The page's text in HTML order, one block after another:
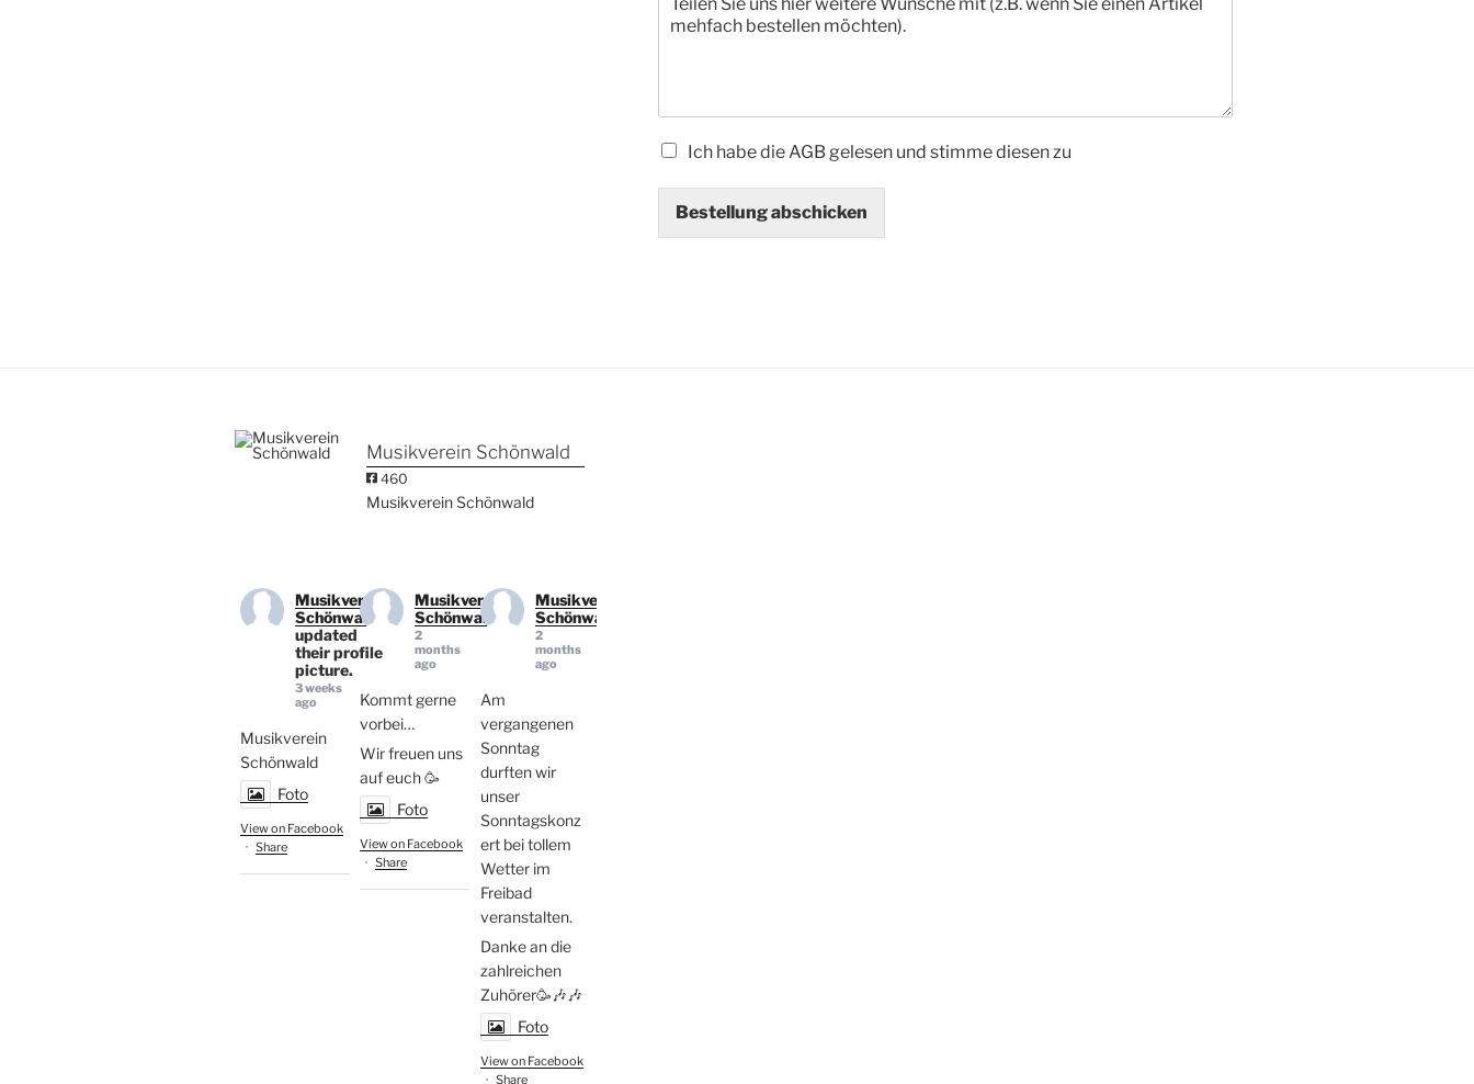
A
B
Ich habe die AGB gelesen und stimme diesen zu
Bestellung abschicken
Musikverein Schönwald
460
Musikverein Schönwald
Musikverein
Schönwald
updated
their profile
picture.
3 weeks
ago
Musikverein
Schönwald
Foto
View on Facebook
· Share
Musikverein
Schönwald
2
months
ago
Kommt gerne
vorbei…
Wir freuen uns
auf euch 🥳
Foto
View on Facebook
· Share
Musikverein
Schönwald
2
months
ago
Am
vergangenen
Sonntag
durften wir
unser
Sonntagskonz
ert bei tollem
Wetter im
Freibad
veranstalten.
Danke an die
zahlreichen
Zuhörer🥳🎶🎶
Foto
View on Facebook
· Share